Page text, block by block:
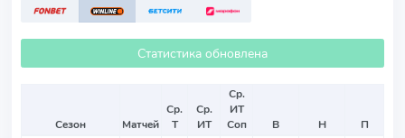
Статистика обновлена
Сезон Матчей
Ср.
Т
Ср.
ИТ
Ср.
ИТ
Соп
В Н
П